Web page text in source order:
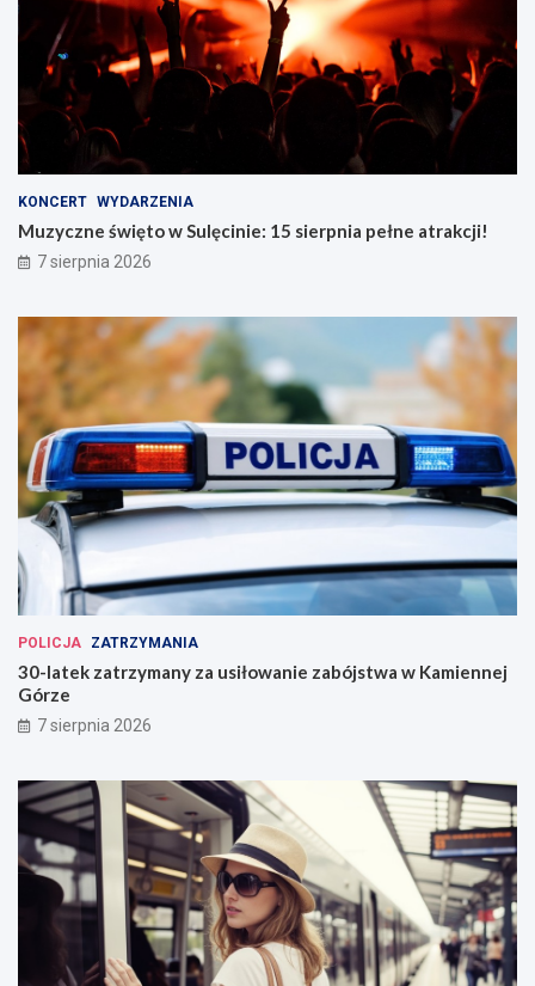
KONCERT WYDARZENIA
Muzyczne święto w Sulęcinie: 15 sierpnia pełne atrakcji!
7 sierpnia 2026
POLICJA ZATRZYMANIA
30-latek zatrzymany za usiłowanie zabójstwa w Kamiennej
Górze
7 sierpnia 2026